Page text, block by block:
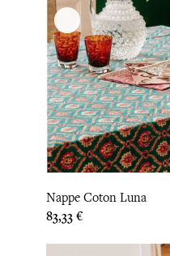
Nappe Coton Luna
Prix
83,33 €